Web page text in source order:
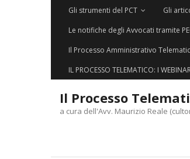
Gli strumenti del PCT Gli
Le notifiche degli Avvocati tramite
Il Processo Amministrativo
IL PROCESSO TELEMATICO: I
Il Processo
a cura dell'Avv. Maurizio Reale